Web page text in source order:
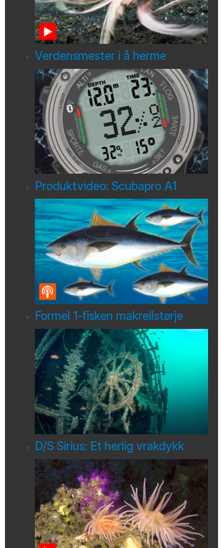
Verdensmester i å herme
Produktvideo: Scubapro A1
Formel 1-fisken makrellstørje
D/S Sirius: Et herlig vrakdykk